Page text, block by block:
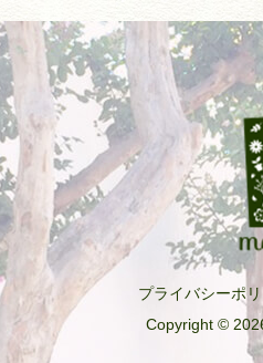
プライバシーポ
Copyright ©